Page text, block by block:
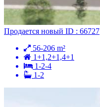
Продается новый ID : 66727
56-206 m²
1+1,2+1,4+1
1-2-4
1-2